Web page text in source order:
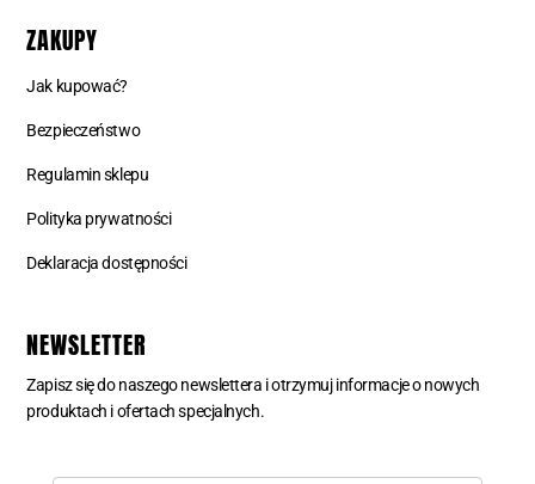
ZAKUPY
Jak kupować?
Bezpieczeństwo
Regulamin sklepu
Polityka prywatności
Deklaracja dostępności
NEWSLETTER
Zapisz się do naszego newslettera i otrzymuj informacje o nowych
produktach i ofertach specjalnych.